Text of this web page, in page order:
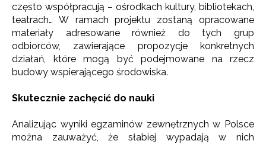
często współpracują – ośrodkach kultury, bibliotekach,
teatrach… W ramach projektu zostaną opracowane
materiały adresowane również do tych grup
odbiorców, zawierające propozycje konkretnych
działań, które mogą być podejmowane na rzecz
budowy wspierającego środowiska.
Skutecznie zachęcić do nauki
Analizując wyniki egzaminów zewnętrznych w Polsce
można zauważyć, że słabiej wypadają w nich